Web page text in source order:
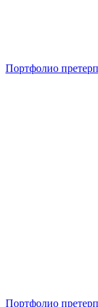
Портфолио
Портфолио